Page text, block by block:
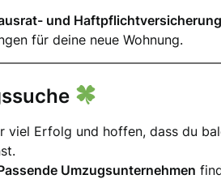
und Haftpflichtversicherung
für deine neue Wohnung.
viel Erfolg und hoffen, dass du
Umzugsunternehmen